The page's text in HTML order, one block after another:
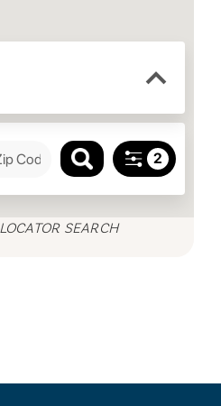
LOCATOR SEARCH